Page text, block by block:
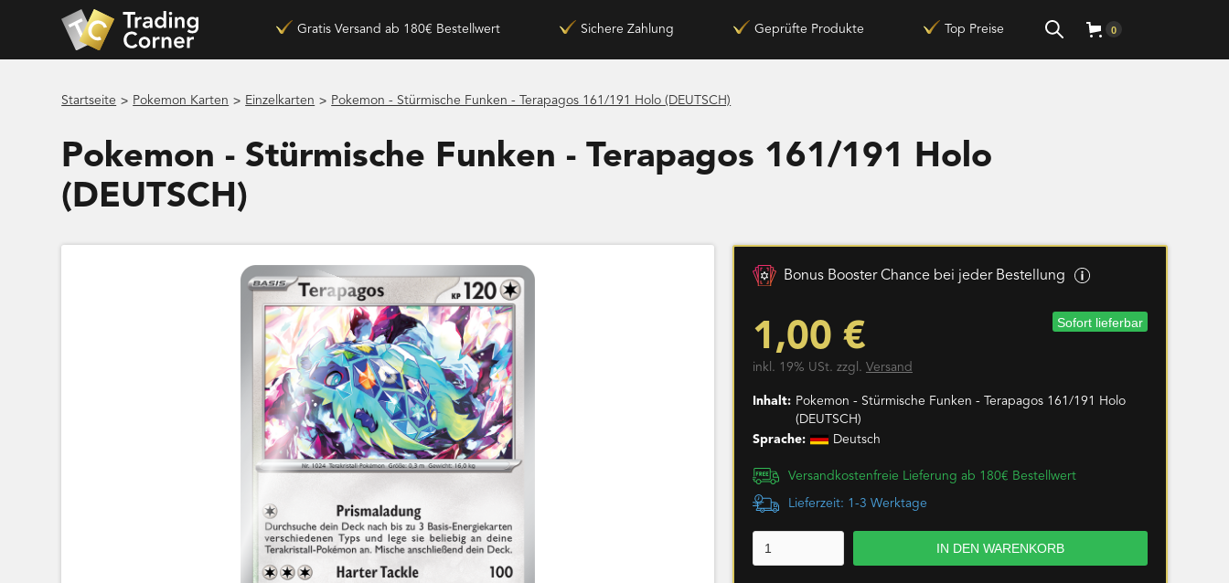
Gratis Versand ab 180€ Bestellwert Sichere Zahlung Geprüfte Produkte Top Preise 0
Startseite > Pokemon Karten > Einzelkarten > Pokemon - Stürmische Funken - Terapagos 161/191 Holo (DEUTSCH)
Pokemon - Stürmische Funken - Terapagos 161/191 Holo
(DEUTSCH)
Bonus Booster Chance bei jeder Bestellung
1,00 € Sofort lieferbar
inkl. 19% USt. zzgl. Versand
Inhalt: Pokemon - Stürmische Funken - Terapagos 161/191 Holo
(DEUTSCH)
Sprache:
Deutsch
Versandkostenfreie Lieferung ab 180€ Bestellwert
Lieferzeit: 1-3 Werktage